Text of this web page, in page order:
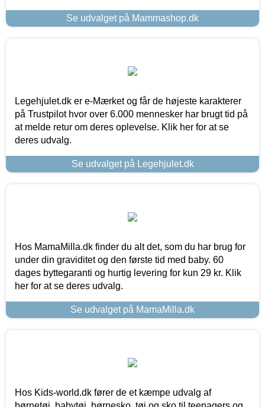
Se udvalget på Mammashop.dk
Legehjulet.dk er e-Mærket og får de højeste karakterer
på Trustpilot hvor over 6.000 mennesker har brugt tid på
at melde retur om deres oplevelse. Klik her for at se
deres udvalg.
Se udvalget på Legehjulet.dk
Hos MamaMilla.dk finder du alt det, som du har brug for
under din graviditet og den første tid med baby. 60
dages byttegaranti og hurtig levering for kun 29 kr. Klik
her for at se deres udvalg.
Se udvalget på MamaMilla.dk
Hos Kids-world.dk fører de et kæmpe udvalg af